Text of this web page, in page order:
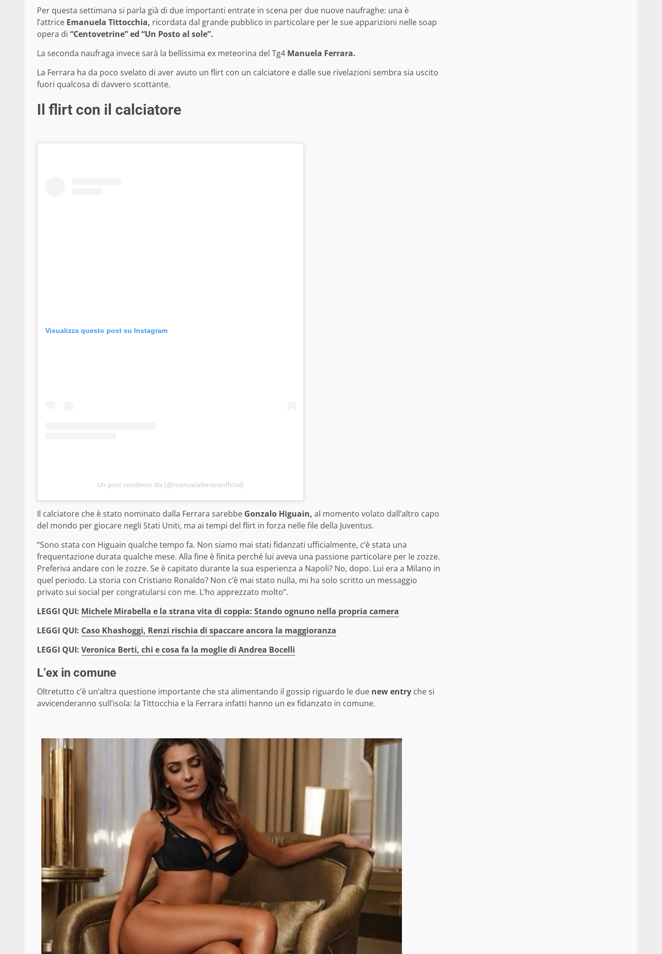
Per questa settimana si parla già di due importanti entrate in scena per due nuove naufraghe: una è
l’attrice Emanuela Tittocchia, ricordata dal grande pubblico in particolare per le sue apparizioni nelle soap
opera di “Centovetrine” ed “Un Posto al sole”.
La seconda naufraga invece sarà la bellissima ex meteorina del Tg4 Manuela Ferrara.
La Ferrara ha da poco svelato di aver avuto un flirt con un calciatore e dalle sue rivelazioni sembra sia uscito
fuori qualcosa di davvero scottante.
Il flirt con il calciatore
Visualizza questo post su Instagram
Un post condiviso da (@manuelaferreraofficial)
Il calciatore che è stato nominato dalla Ferrara sarebbe Gonzalo Higuain, al momento volato dall’altro capo
del mondo per giocare negli Stati Uniti, ma ai tempi del flirt in forza nelle file della Juventus.
“Sono stata con Higuain qualche tempo fa. Non siamo mai stati fidanzati ufficialmente, c’è stata una
frequentazione durata qualche mese. Alla fine è finita perché lui aveva una passione particolare per le zozze.
Preferiva andare con le zozze. Se è capitato durante la sua esperienza a Napoli? No, dopo. Lui era a Milano in
quel periodo. La storia con Cristiano Ronaldo? Non c’è mai stato nulla, mi ha solo scritto un messaggio
privato sui social per congratularsi con me. L’ho apprezzato molto”.
LEGGI QUI: Michele Mirabella e la strana vita di coppia: Stando ognuno nella propria camera
LEGGI QUI: Caso Khashoggi, Renzi rischia di spaccare ancora la maggioranza
LEGGI QUI: Veronica Berti, chi e cosa fa la moglie di Andrea Bocelli
L’ex in comune
Oltretutto c’è un’altra questione importante che sta alimentando il gossip riguardo le due new entry che si
avvicenderanno sull’isola: la Tittocchia e la Ferrara infatti hanno un ex fidanzato in comune.